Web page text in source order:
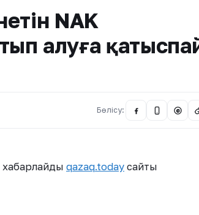
NAK
алуға
Бөлісу: @
qazaq.today сайты